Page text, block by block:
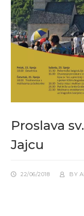
Proslava
Jajcu
22/06/2018 BY